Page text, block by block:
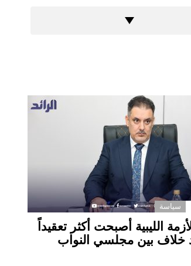
سياسة
الليبية أصبحت أكثر تعقيداً
بين مجلسي النواب